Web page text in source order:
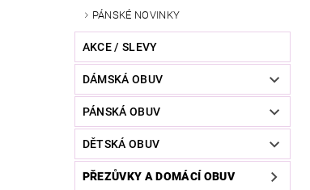
PÁNSKÉ NOVINKY
AKCE / SLEVY
DÁMSKÁ OBUV
PÁNSKÁ OBUV
DĚTSKÁ OBUV
PŘEZŮVKY A DOMÁCÍ OBUV